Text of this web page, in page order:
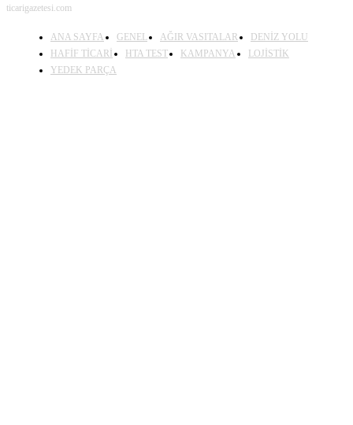
ticarigazetesi.com
ANA SAYFA GENEL AĞIR VASITALAR
DENİZ YOLU
HAFİF TİCARİ
HTA TEST KAMPANYA
LOJİSTİK
YEDEK PARÇA